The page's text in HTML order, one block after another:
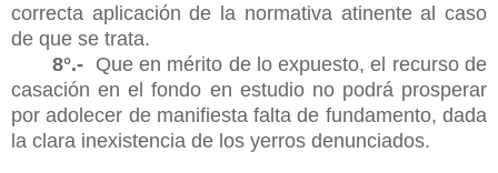
correcta aplicación de la normativa atinente al caso
de que se trata.
8°.- Que en mérito de lo expuesto, el recurso de
casación en el fondo en estudio no podrá prosperar
por adolecer de manifiesta falta de fundamento, dada
la clara inexistencia de los yerros denunciados.